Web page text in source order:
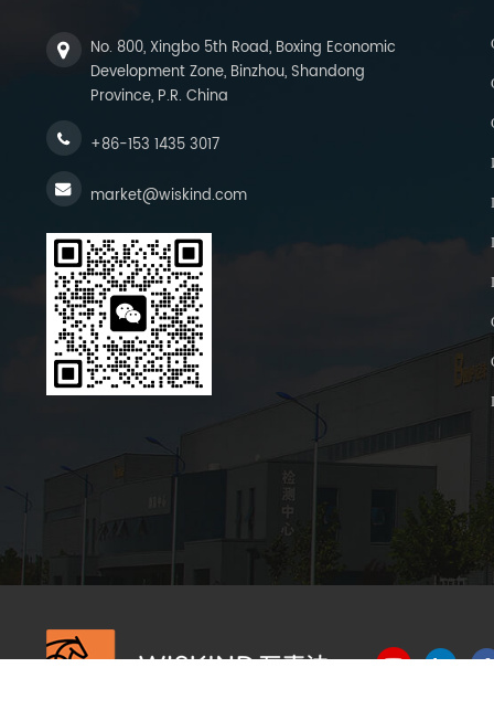
No. 800, Xingbo 5th Road, Boxing Economic
Development Zone, Binzhou, Shandong
Province, P.R. China
+86-153 1435 3017
market@wiskind.com